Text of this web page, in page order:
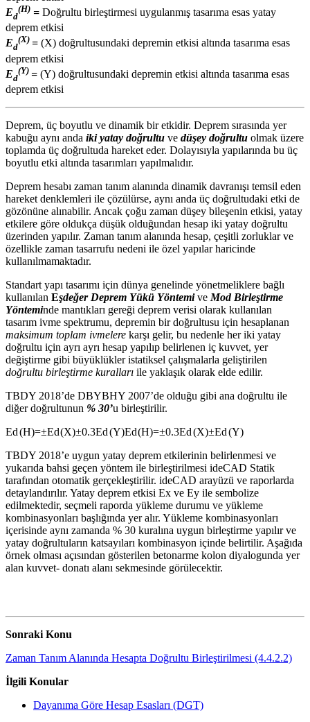
Ed
(H) = Doğrultu birleştirmesi uygulanmış tasarıma esas yatay
deprem etkisi
Ed
(X) = (X) doğrultusundaki depremin etkisi altında tasarıma esas
deprem etkisi
Ed
(Y) = (Y) doğrultusundaki depremin etkisi altında tasarıma esas
deprem etkisi
Deprem, üç boyutlu ve dinamik bir etkidir. Deprem sırasında yer
kabuğu aynı anda iki yatay doğrultu ve düşey doğrultu olmak üzere
toplamda üç doğrultuda hareket eder. Dolayısıyla yapılarında bu üç
boyutlu etki altında tasarımları yapılmalıdır.
Deprem hesabı zaman tanım alanında dinamik davranışı temsil eden
hareket denklemleri ile çözülürse, aynı anda üç doğrultudaki etki de
gözönüne alınabilir. Ancak çoğu zaman düşey bileşenin etkisi, yatay
etkilere göre oldukça düşük olduğundan hesap iki yatay doğrultu
üzerinden yapılır. Zaman tanım alanında hesap, çeşitli zorluklar ve
özellikle zaman tasarrufu nedeni ile özel yapılar haricinde
kullanılmamaktadır.
Standart yapı tasarımı için dünya genelinde yönetmeliklere bağlı
kullanılan Eşdeğer Deprem Yükü Yöntemive Mod Birleştirme
Yönteminde mantıkları gereği deprem verisi olarak kullanılan
tasarım ivme spektrumu, depremin bir doğrultusu için hesaplanan
maksimum toplam ivmelere karşı gelir, bu nedenle her iki yatay
doğrultu için ayrı ayrı hesap yapılıp belirlenen iç kuvvet, yer
değiştirme gibi büyüklükler istatiksel çalışmalarla geliştirilen
doğrultu birleştirme kuralları ile yaklaşık olarak elde edilir.
TBDY 2018’de DBYBHY 2007’de olduğu gibi ana doğrultu ile
diğer doğrultunun % 30’u birleştirilir.
Ed(H)=±Ed(X)±0.3Ed(Y)Ed(H)=±0.3Ed(X)±Ed(Y)
TBDY 2018’e uygun yatay deprem etkilerinin belirlenmesi ve
yukarıda bahsi geçen yöntem ile birleştirilmesi ideCAD Statik
tarafından otomatik gerçekleştirilir. ideCAD arayüzü ve raporlarda
detaylandırılır. Yatay deprem etkisi Ex ve Ey ile sembolize
edilmektedir, seçmeli raporda yükleme durumu ve yükleme
kombinasyonları başlığında yer alır. Yükleme kombinasyonları
içerisinde aynı zamanda % 30 kuralına uygun birleştirme yapılır ve
yatay doğrultuların katsayıları kombinasyon içinde belirtilir. Aşağıda
örnek olması açısından gösterilen betonarme kolon diyalogunda yer
alan kuvvet- donatı alanı sekmesinde görülecektir.
Sonraki Konu
Zaman Tanım Alanında Hesapta Doğrultu Birleştirilmesi (4.4.2.2)
İlgili Konular
Dayanıma Göre Hesap Esasları (DGT)